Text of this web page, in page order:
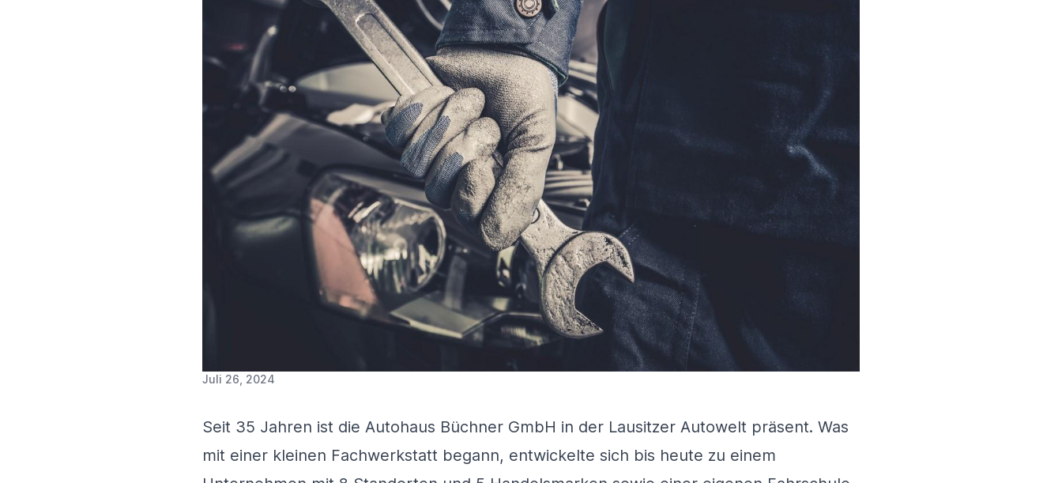
Juli 26, 2024
Seit 35 Jahren ist die Autohaus Büchner GmbH in der Lausitzer Autowelt präsent. Was
mit einer kleinen Fachwerkstatt begann, entwickelte sich bis heute zu einem